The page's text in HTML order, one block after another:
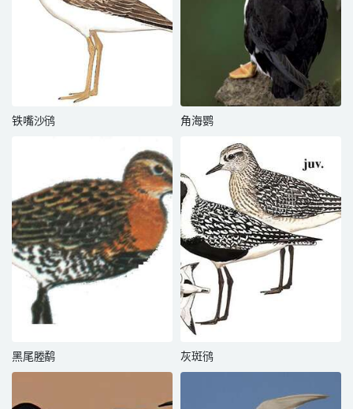
铁嘴沙鸻 角海鹦
黑尾塍鹬 灰斑鸻